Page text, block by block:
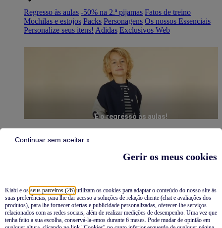
Gerir os meus cookies
Kiabi e os seus parceiros (26) utilizam os cookies para adaptar o conteúdo do nosso site às
suas preferências, para lhe dar acesso a soluções de relação cliente (chat e avaliações dos
produtos), para lhe fornecer ofertas e publicidade personalizadas, oferecer-lhe serviços
relacionados com as redes sociais, além de realizar medições de desempenho. Uma vez que
tenha feito a sua escolha, conservá-la-emos durante 6 meses. Pode mudar de opinião em
Continuar sem aceitar x
Regresso às aulas -50% na 2.ª pijamas Fatos de treino
Mochilas e estojos Packs Personagens Os nossos Essenciais
Personalize seus itens! Adidas Exclusivos Web
É o regresso às aulas!
Pijamas
Novidades